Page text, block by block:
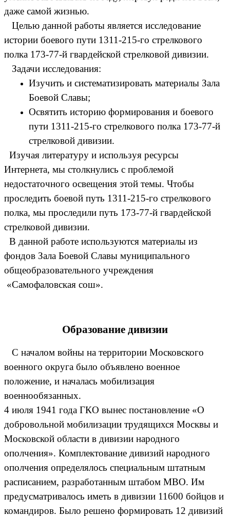
даже самой жизнью.
Целью данной работы является исследование
истории боевого пути 1311-215-го стрелкового
полка 173-77-й гвардейской стрелковой дивизии.
Задачи исследования:
Изучить и систематизировать материалы Зала
Боевой Славы;
Освятить историю формирования и боевого
пути 1311-215-го стрелкового полка 173-77-й
стрелковой дивизии.
Изучая литературу и используя ресурсы
Интернета, мы столкнулись с проблемой
недостаточного освещения этой темы. Чтобы
проследить боевой путь 1311-215-го стрелкового
полка, мы проследили путь 173-77-й гвардейской
стрелковой дивизии.
В данной работе используются материалы из
фондов Зала Боевой Славы муниципального
общеобразовательного учреждения
«Самофаловская сош».
Образование дивизии
С началом войны на территории Московского
военного округа было объявлено военное
положение, и началась мобилизация
военнообязанных.
4 июля 1941 года ГКО вынес постановление «О
добровольной мобилизации трудящихся Москвы и
Московской области в дивизии народного
ополчения». Комплектование дивизий народного
ополчения определялось специальным штатным
расписанием, разработанным штабом МВО. Им
предусматривалось иметь в дивизии 11600 бойцов и
командиров. Было решено формировать 12 дивизий